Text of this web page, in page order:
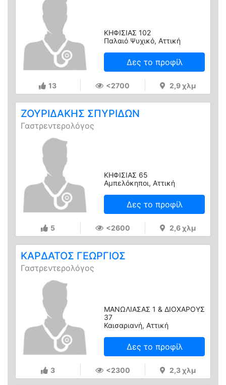
ΚΗΦΙΣΙΑΣ 102
Παλαιό Ψυχικό, Αττική
Δες το προφίλ
13 <2700 2,9 χλμ
ΖΟΥΡΙΔΑΚΗΣ ΣΠΥΡΙΔΩΝ
Γαστρεντερολόγος
ΚΗΦΙΣΙΑΣ 65
Αμπελόκηποι, Αττική
Δες το προφίλ
5 <2600 2,6 χλμ
ΚΑΡΔΑΤΟΣ ΓΕΩΡΓΙΟΣ
Γαστρεντερολόγος
ΜΑΝΩΛΙΑΣΑΣ 1 & ΔΙΟΧΑΡΟΥΣ
37
Καισαριανή, Αττική
Δες το προφίλ
3 <2300 2,3 χλμ